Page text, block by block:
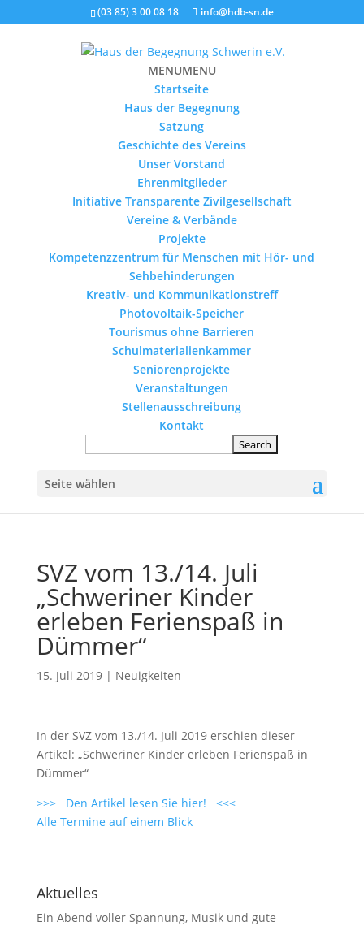
(03 85) 3 00 08 18 info@hdb-sn.de
MENUMENU
Startseite
Haus der Begegnung
Satzung
Geschichte des Vereins
Unser Vorstand
Ehrenmitglieder
Initiative Transparente Zivilgesellschaft
Vereine & Verbände
Projekte
Kompetenzzentrum für Menschen mit Hör- und
Sehbehinderungen
Kreativ- und Kommunikationstreff
Photovoltaik-Speicher
Tourismus ohne Barrieren
Schulmaterialienkammer
Seniorenprojekte
Veranstaltungen
Stellenausschreibung
Kontakt
Seite wählen
SVZ vom 13./14. Juli
„Schweriner Kinder
erleben Ferienspaß in
Dümmer“
15. Juli 2019| Neuigkeiten
In der SVZ vom 13./14. Juli 2019 erschien dieser
Artikel: „Schweriner Kinder erleben Ferienspaß in
Dümmer“
>>> Den Artikel lesen Sie hier! <<<
Alle Termine auf einem Blick
Aktuelles
Ein Abend voller Spannung, Musik und gute